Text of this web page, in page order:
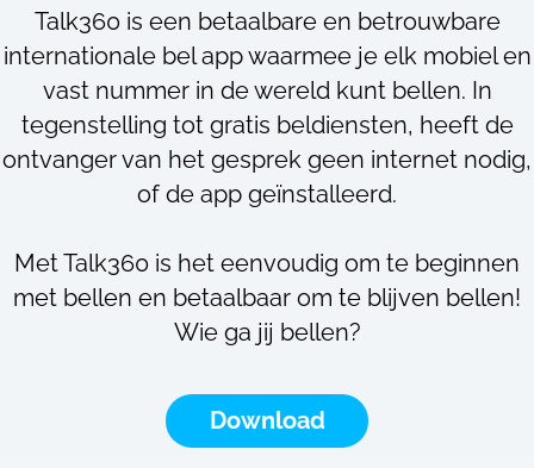
Talk360 is een betaalbare en betrouwbare
internationale bel app waarmee je elk mobiel en
vast nummer in de wereld kunt bellen. In
tegenstelling tot gratis beldiensten, heeft de
ontvanger van het gesprek geen internet nodig,
of de app geïnstalleerd.
Met Talk360 is het eenvoudig om te beginnen
met bellen en betaalbaar om te blijven bellen!
Wie ga jij bellen?
Download